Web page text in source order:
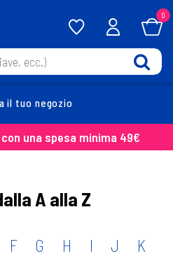
0
il tuo negozio
con una spesa minima 49€
A alla Z
F G H I J K